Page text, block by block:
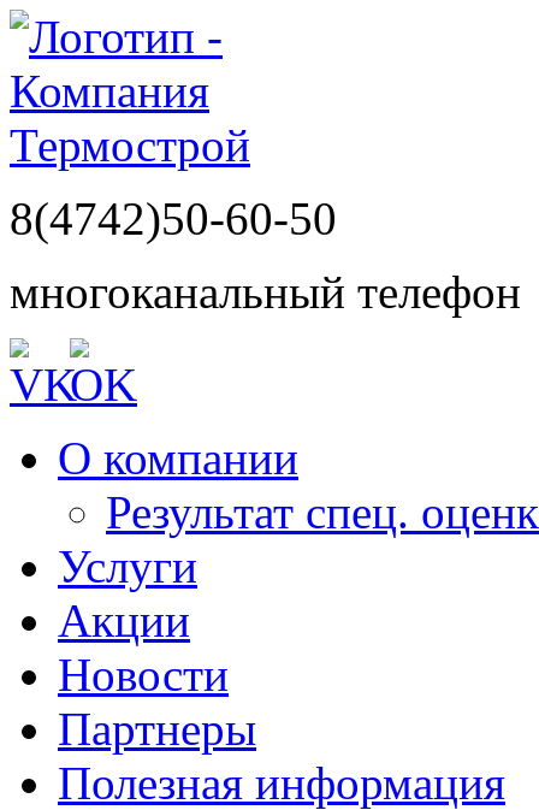
8(4742)50-60-50
многоканальный телефон
О компании
Результат спец.
Услуги
Акции
Новости
Партнеры
Полезная информация